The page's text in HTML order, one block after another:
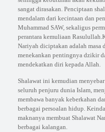
sangat dirasakan. Penciptaan
mendalam dari kecintaan dan
Muhammad SAW, sekaligus
perantara kemuliaan
Nariyah diciptakan adalah masa
menekankan pentingnya dzikir
mendekatkan diri kepada Allah.
Shalawat ini kemudian
seluruh penjuru dunia Islam,
membawa banyak keberkahan
berbagai persoalan hidup.
maknanya membuat Shalawat
berbagai kalangan.